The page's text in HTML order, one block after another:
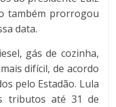
também prorrogou
data.
gás de cozinha,
difícil, de acordo
pelo Estadão. Lula
tributos até 31 de